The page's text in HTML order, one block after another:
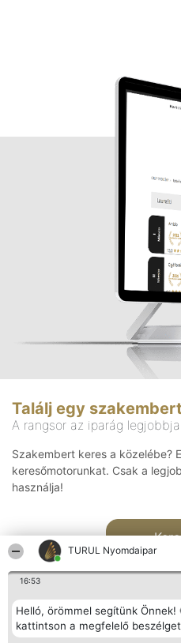
TURUL Nyomdaipar
16:53
Helló, örömmel segítünk Önnek!
kattintson a megfelelő
Találj egy szakembert
A rangsor az iparág
Szakembert keres a közelébe?
keresőmotorunkat. Csak a
használja!